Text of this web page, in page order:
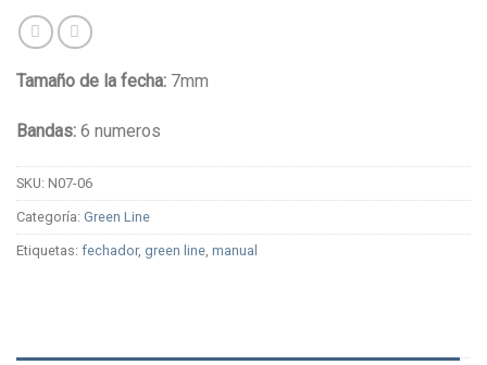
Tamaño de la fecha: 7mm
Bandas: 6 numeros
SKU: N07-06
Categoría: Green Line
Etiquetas: fechador, green line, manual